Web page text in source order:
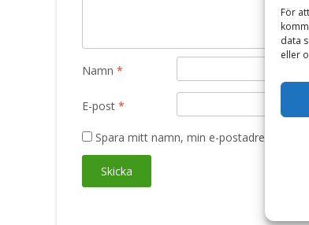
För
data
eller
Namn *
E-post *
Spara mitt namn, min e-postadress och